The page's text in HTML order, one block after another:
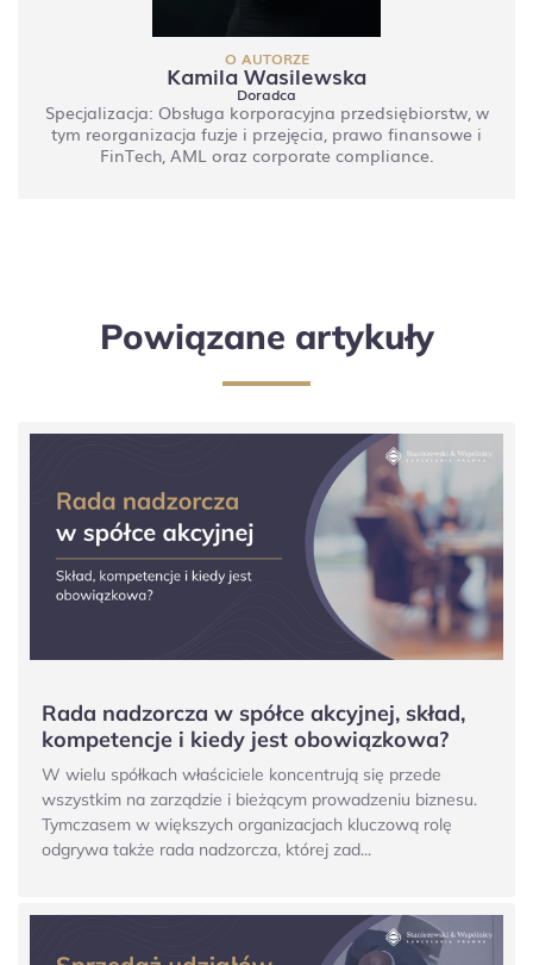
O AUTORZE
Kamila Wasilewska
Doradca
Specjalizacja: Obsługa korporacyjna przedsiębiorstw, w
tym reorganizacja fuzje i przejęcia, prawo finansowe i
FinTech, AML oraz corporate compliance.
Powiązane artykuły
Rada nadzorcza w spółce akcyjnej, skład,
kompetencje i kiedy jest obowiązkowa?
W wielu spółkach właściciele koncentrują się przede
wszystkim na zarządzie i bieżącym prowadzeniu biznesu.
Tymczasem w większych organizacjach kluczową rolę
odgrywa także rada nadzorcza, której zad...